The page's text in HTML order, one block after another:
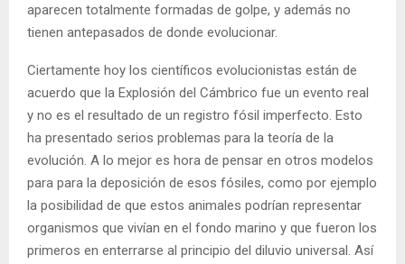
aparecen totalmente formadas de golpe, y además no
tienen antepasados de donde evolucionar.
Ciertamente hoy los científicos evolucionistas están de
acuerdo que la Explosión del Cámbrico fue un evento real
y no es el resultado de un registro fósil imperfecto. Esto
ha presentado serios problemas para la teoría de la
evolución. A lo mejor es hora de pensar en otros modelos
para para la deposición de esos fósiles, como por ejemplo
la posibilidad de que estos animales podrían representar
organismos que vivían en el fondo marino y que fueron los
primeros en enterrarse al principio del diluvio universal. Así